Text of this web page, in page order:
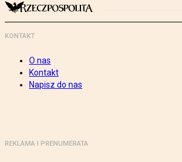
KONTAKT
O nas
Kontakt
Napisz do nas
REKLAMA I PRENUMERATA